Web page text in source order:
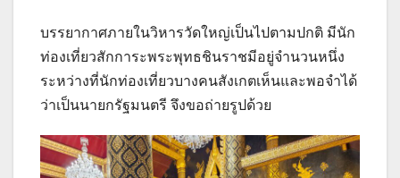
บรรยากาศภายในวิหารวัดใหญ่เป็นไปตามปกติ มีนัก
ท่องเที่ยวสักการะพระพุทธชินราชมีอยู่จำนวนหนึ่ง
ระหว่างที่นักท่องเที่ยวบางคนสังเกตเห็นและพอจำได้
ว่าเป็นนายกรัฐมนตรี จึงขอถ่ายรูปด้วย